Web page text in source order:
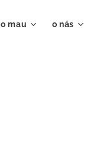
o mau o nás